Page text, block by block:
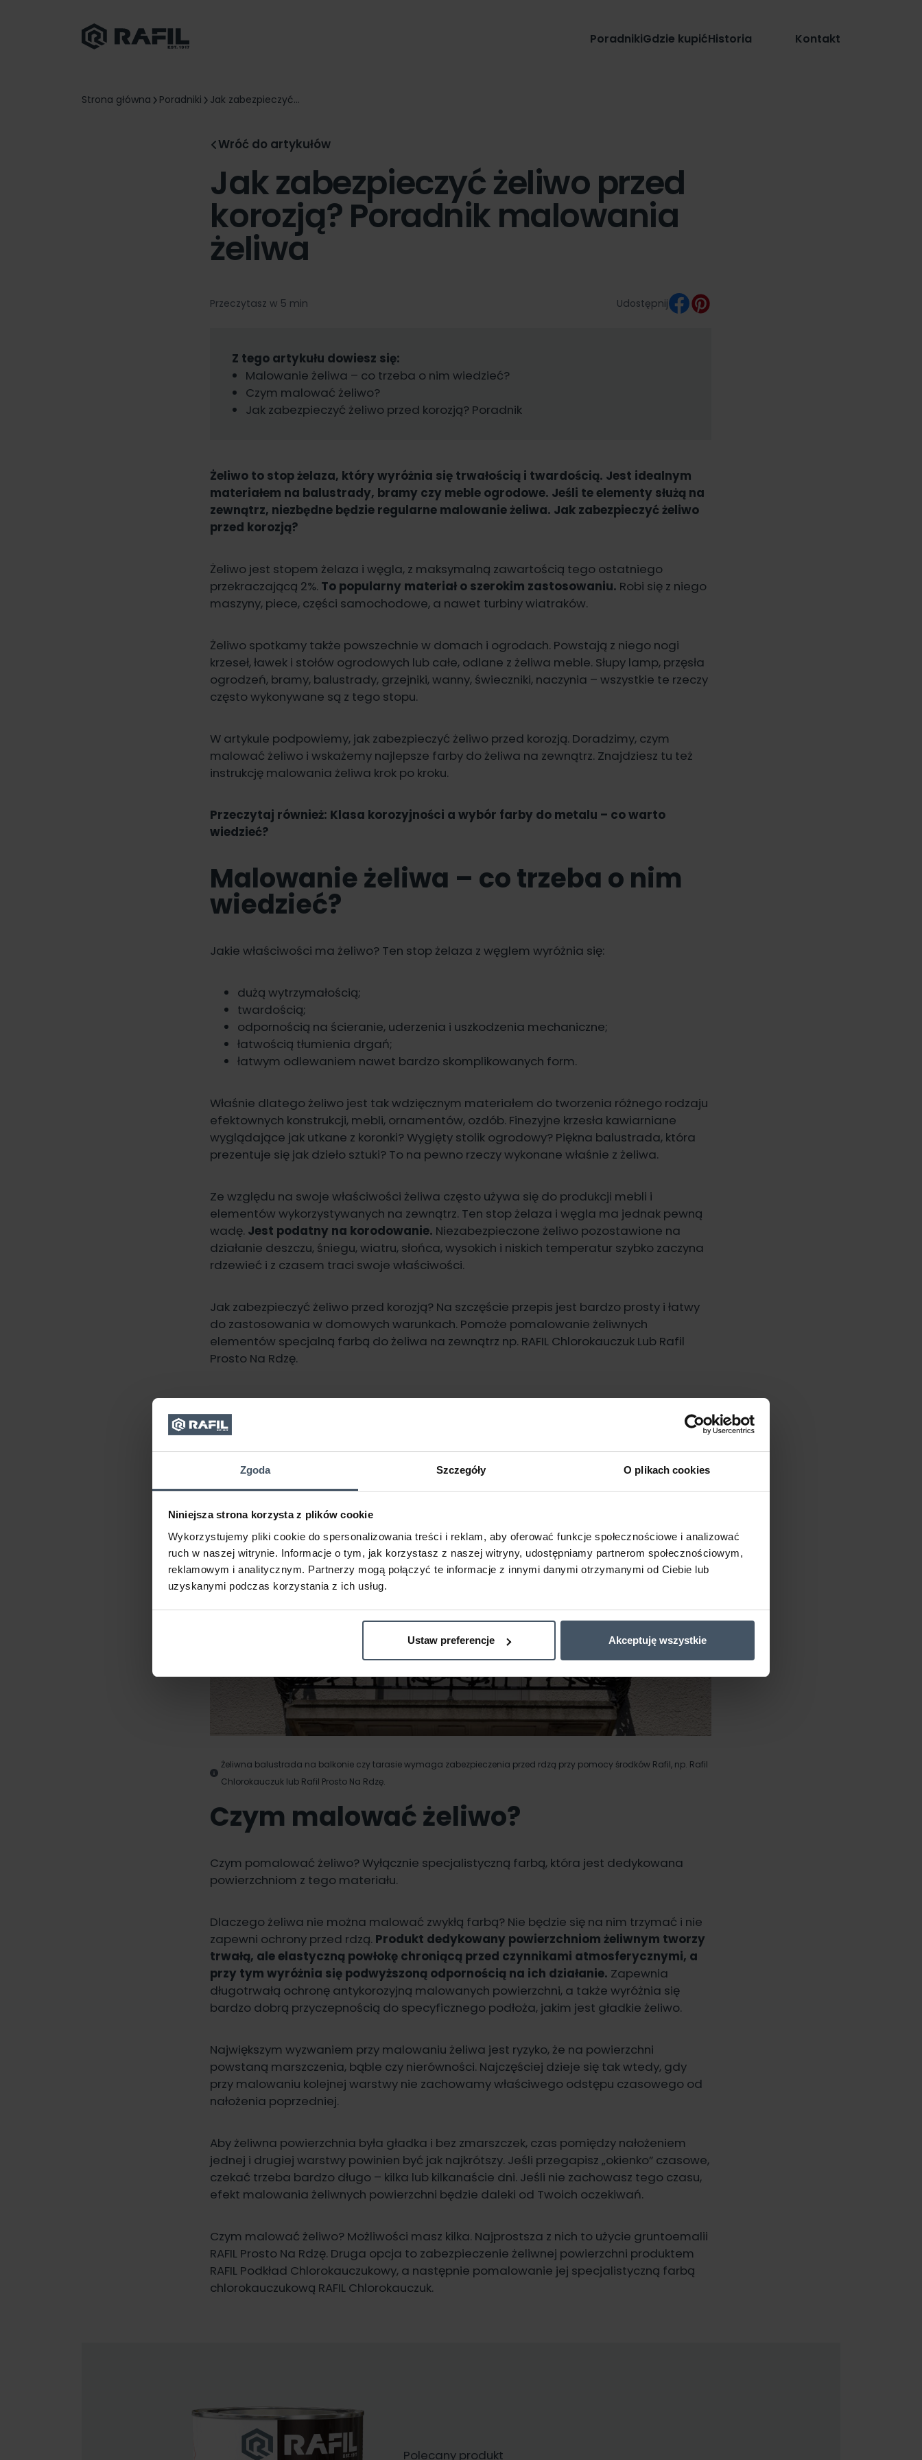
Zgoda Szczegóły O plikach cookies
Niniejsza strona korzysta z plików cookie
Wykorzystujemy pliki cookie do spersonalizowania treści i reklam, aby oferować funkcje społecznościowe i analizować
ruch w naszej witrynie. Informacje o tym, jak korzystasz z naszej witryny, udostępniamy partnerom społecznościowym,
reklamowym i analitycznym. Partnerzy mogą połączyć te informacje z innymi danymi otrzymanymi od Ciebie lub
uzyskanymi podczas korzystania z ich usług.
Ustaw preferencje Akceptuję wszystkie
PoradnikiGdzie kupićHistoria Kontakt
Strona główna Poradniki Jak zabezpieczyć...
Wróć do artykułów
Jak zabezpieczyć żeliwo przed
korozją? Poradnik malowania
żeliwa
Przeczytasz w 5 min Udostępnij
Z tego artykułu dowiesz się:
Malowanie żeliwa – co trzeba o nim wiedzieć?
Czym malować żeliwo?
Jak zabezpieczyć żeliwo przed korozją? Poradnik
Żeliwo to stop żelaza, który wyróżnia się trwałością i twardością. Jest idealnym
materiałem na balustrady, bramy czy meble ogrodowe. Jeśli te elementy służą na
zewnątrz, niezbędne będzie regularne malowanie żeliwa. Jak zabezpieczyć żeliwo
przed korozją?
Żeliwo jest stopem żelaza i węgla, z maksymalną zawartością tego ostatniego
przekraczającą 2%. To popularny materiał o szerokim zastosowaniu. Robi się z niego
maszyny, piece, części samochodowe, a nawet turbiny wiatraków.
Żeliwo spotkamy także powszechnie w domach i ogrodach. Powstają z niego nogi
krzeseł, ławek i stołów ogrodowych lub całe, odlane z żeliwa meble. Słupy lamp, przęsła
ogrodzeń, bramy, balustrady, grzejniki, wanny, świeczniki, naczynia – wszystkie te rzeczy
często wykonywane są z tego stopu.
W artykule podpowiemy, jak zabezpieczyć żeliwo przed korozją. Doradzimy, czym
malować żeliwo i wskażemy najlepsze farby do żeliwa na zewnątrz. Znajdziesz tu też
instrukcję malowania żeliwa krok po kroku.
Przeczytaj również: Klasa korozyjności a wybór farby do metalu – co warto
wiedzieć?
Malowanie żeliwa – co trzeba o nim
wiedzieć?
Jakie właściwości ma żeliwo? Ten stop żelaza z węglem wyróżnia się:
dużą wytrzymałością;
twardością;
odpornością na ścieranie, uderzenia i uszkodzenia mechaniczne;
łatwością tłumienia drgań;
łatwym odlewaniem nawet bardzo skomplikowanych form.
Właśnie dlatego żeliwo jest tak wdzięcznym materiałem do tworzenia różnego rodzaju
efektownych konstrukcji, mebli, ornamentów, ozdób. Finezyjne krzesła kawiarniane
wyglądające jak utkane z koronki? Wygięty stolik ogrodowy? Piękna balustrada, która
prezentuje się jak dzieło sztuki? To na pewno rzeczy wykonane właśnie z żeliwa.
Ze względu na swoje właściwości żeliwa często używa się do produkcji mebli i
elementów wykorzystywanych na zewnątrz. Ten stop żelaza i węgla ma jednak pewną
wadę. Jest podatny na korodowanie. Niezabezpieczone żeliwo pozostawione na
działanie deszczu, śniegu, wiatru, słońca, wysokich i niskich temperatur szybko zaczyna
rdzewieć i z czasem traci swoje właściwości.
Jak zabezpieczyć żeliwo przed korozją? Na szczęście przepis jest bardzo prosty i łatwy
do zastosowania w domowych warunkach. Pomoże pomalowanie żeliwnych
elementów specjalną farbą do żeliwa na zewnątrz np. RAFIL Chlorokauczuk Lub Rafil
Prosto Na Rdzę.
Żeliwna balustrada na balkonie czy tarasie wymaga zabezpieczenia przed rdzą przy pomocy środków Rafil, np. Rafil
Chlorokauczuk lub Rafil Prosto Na Rdzę.
Czym malować żeliwo?
Czym pomalować żeliwo? Wyłącznie specjalistyczną farbą, która jest dedykowana
powierzchniom z tego materiału.
Dlaczego żeliwa nie można malować zwykłą farbą? Nie będzie się na nim trzymać i nie
zapewni ochrony przed rdzą. Produkt dedykowany powierzchniom żeliwnym tworzy
trwałą, ale elastyczną powłokę chroniącą przed czynnikami atmosferycznymi, a
przy tym wyróżnia się podwyższoną odpornością na ich działanie. Zapewnia
długotrwałą ochronę antykorozyjną malowanych powierzchni, a także wyróżnia się
bardzo dobrą przyczepnością do specyficznego podłoża, jakim jest gładkie żeliwo.
Największym wyzwaniem przy malowaniu żeliwa jest ryzyko, że na powierzchni
powstaną marszczenia, bąble czy nierówności. Najczęściej dzieje się tak wtedy, gdy
przy malowaniu kolejnej warstwy nie zachowamy właściwego odstępu czasowego od
nałożenia poprzedniej.
Aby żeliwna powierzchnia była gładka i bez zmarszczek, czas pomiędzy nałożeniem
jednej i drugiej warstwy powinien być jak najkrótszy. Jeśli przegapisz „okienko” czasowe,
czekać trzeba bardzo długo – kilka lub kilkanaście dni. Jeśli nie zachowasz tego czasu,
efekt malowania żeliwnych powierzchni będzie daleki od Twoich oczekiwań.
Czym malować żeliwo? Możliwości masz kilka. Najprostsza z nich to użycie gruntoemalii
RAFIL Prosto Na Rdzę. Druga opcja to zabezpieczenie żeliwnej powierzchni produktem
RAFIL Podkład Chlorokauczukowy, a następnie pomalowanie jej specjalistyczną farbą
chlorokauczukową RAFIL Chlorokauczuk.
Polecany produkt